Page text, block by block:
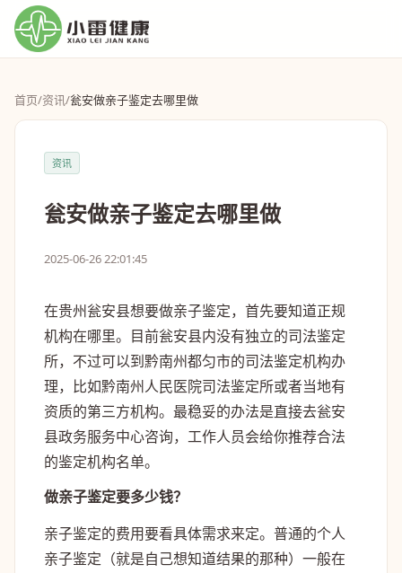
首页/资讯/瓮安做亲子鉴定去哪里做
资讯
瓮安做亲子鉴定去哪里做
2025-06-26 22:01:45
在贵州瓮安县想要做亲子鉴定，首先要知道正规
机构在哪里。目前瓮安县内没有独立的司法鉴定
所，不过可以到黔南州都匀市的司法鉴定机构办
理，比如黔南州人民医院司法鉴定所或者当地有
资质的第三方机构。最稳妥的办法是直接去瓮安
县政务服务中心咨询，工作人员会给你推荐合法
的鉴定机构名单。
做亲子鉴定要多少钱？
亲子鉴定的费用要看具体需求来定。普通的个人
亲子鉴定（就是自己想知道结果的那种）一般在